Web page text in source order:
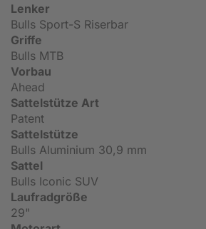
Lenker
Bulls Sport-S Riserbar
Griffe
Bulls MTB
Vorbau
Ahead
Sattelstütze Art
Patent
Sattelstütze
Bulls Aluminium 30,9 mm
Sattel
Bulls Iconic SUV
Laufradgröße
29"